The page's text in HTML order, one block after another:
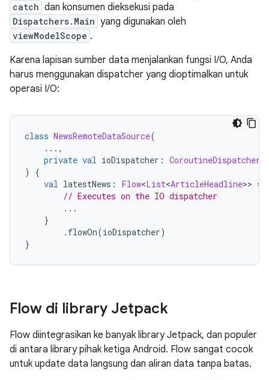
catch dan konsumen dieksekusi pada
Dispatchers.Main yang digunakan oleh
viewModelScope .
Karena lapisan sumber data menjalankan fungsi I/O, Anda
harus menggunakan dispatcher yang dioptimalkan untuk
operasi I/O:
class NewsRemoteDataSource(
...,
private val ioDispatcher : CoroutineDispatcher
)
{
val latestNews : Flow<List<ArticleHeadline>> =
// Executes on the IO dispatcher
...
}
. flowOn(ioDispatcher)
}
Flow di library Jetpack
Flow diintegrasikan ke banyak library Jetpack, dan populer
di antara library pihak ketiga Android. Flow sangat cocok
untuk update data langsung dan aliran data tanpa batas.